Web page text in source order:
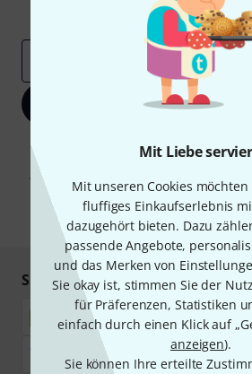
Mit Liebe
Mit unseren Cookies
fluffiges Einkaufserlebnis
dazugehört bieten. Dazu
passende Angebote,
und das Merken von
Sie okay ist, stimmen Sie der
für Präferenzen, Statistiken
einfach durch einen Klick auf
anzeigen).
Sie können Ihre erteilte
Inspirierende Beiträge
Deals
Jetzt anmelden
Mit Klick auf „Jetzt anmelden“ stimmen
Werbung und einer Messung des E-Mail-
Abmeldung ist jederzeit möglich. Weitere
unseren
* Pflichtfeld
Sicher einkaufen & bezahlen